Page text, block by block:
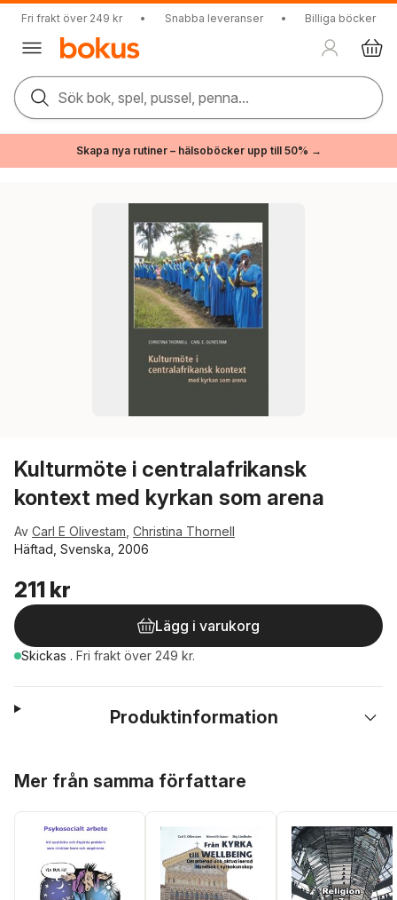
Fri frakt över 249 kr • Snabba leveranser • Billiga böcker
Sök bok, spel, pussel, penna...
Skapa nya rutiner – hälsoböcker upp till 50% →
Kulturmöte i centralafrikansk
kontext med kyrkan som arena
Av Carl E Olivestam Christina Thornell
Häftad, Svenska, 2006
211 kr
Lägg i varukorg
Skickas . Fri frakt över 249 kr.
Produktinformation
Mer från samma författare